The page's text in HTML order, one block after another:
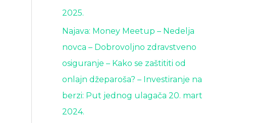
2025.
Najava: Money Meetup – Nedelja
novca – Dobrovoljno zdravstveno
osiguranje – Kako se zaštititi od
onlajn džeparoša? – Investiranje na
berzi: Put jednog ulagača 20. mart
2024.